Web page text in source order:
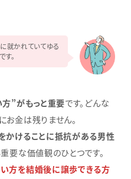
就かれていてゆる
。
”がもっと重要です。どんな
金は残りません。
かけることに抵抗がある男性
要な価値観のひとつです。
方を結婚後に譲歩できる方